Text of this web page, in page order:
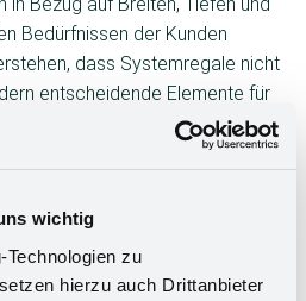
wichtig
zu
hierzu auch Drittanbieter
Bedürfnissen der Kunden
dass Systemregale nicht
entscheidende Elemente für
und kundenorientierte
Durch unser innovatives
die nicht nur funktional,